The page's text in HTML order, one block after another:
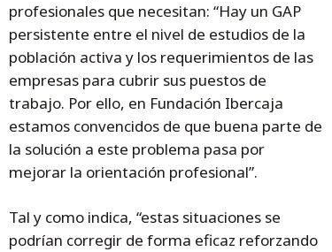
profesionales que necesitan: “Hay un GAP
persistente entre el nivel de estudios de la
población activa y los requerimientos de las
empresas para cubrir sus puestos de
trabajo. Por ello, en Fundación Ibercaja
estamos convencidos de que buena parte de
la solución a este problema pasa por
mejorar la orientación profesional”.
Tal y como indica, “estas situaciones se
podrían corregir de forma eficaz reforzando